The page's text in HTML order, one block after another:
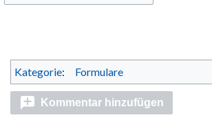
Kategorie: Formulare
Kommentar hinzufügen